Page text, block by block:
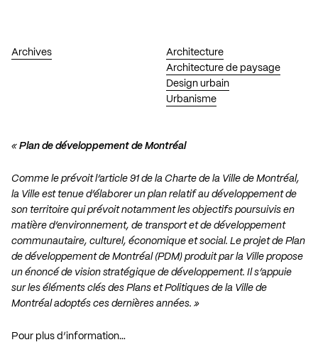
Archives
Architecture
Architecture de paysage
Design urbain
Urbanisme
« Plan de développement de Montréal
Comme le prévoit l’article 91 de la Charte de la Ville de Montréal,
la Ville est tenue d’élaborer un plan relatif au développement de
son territoire qui prévoit notamment les objectifs poursuivis en
matière d’environnement, de transport et de développement
communautaire, culturel, économique et social. Le projet de Plan
de développement de Montréal (PDM) produit par la Ville propose
un énoncé de vision stratégique de développement. Il s’appuie
sur les éléments clés des Plans et Politiques de la Ville de
Montréal adoptés ces dernières années. »
Pour plus d’information…